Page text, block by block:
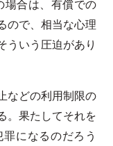
場合は、有償での
ので、相当な心理
ういう圧迫があり
どの利用制限の
。果たしてそれを
になるのだろう